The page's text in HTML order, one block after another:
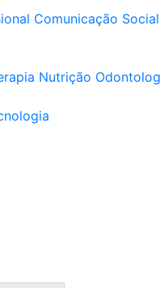
Comunicação Social
Nutrição